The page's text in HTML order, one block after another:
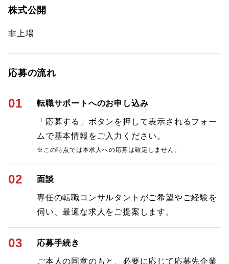
株式公開
非上場
応募の流れ
01 転職サポートへのお申し込み
「応募する」ボタンを押して表示されるフォー
ムで基本情報をご入力ください。
※この時点では本求人への応募は確定しません。
02 面談
専任の転職コンサルタントがご希望やご経験を
伺い、最適な求人をご提案します。
03 応募手続き
ご本人の同意のもと、必要に応じて応募先企業